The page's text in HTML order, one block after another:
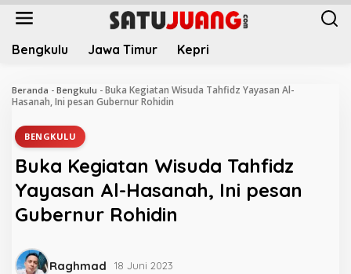
L
Bengkulu Jawa Timur Kepri
Beranda - Bengkulu - Buka Kegiatan Wisuda Tahfidz Yayasan Al-
Hasanah, Ini pesan Gubernur Rohidin
BENGKULU
Buka Kegiatan Wisuda Tahfidz
Yayasan Al-Hasanah, Ini pesan
Gubernur Rohidin
Raghmad 18 Juni 2023